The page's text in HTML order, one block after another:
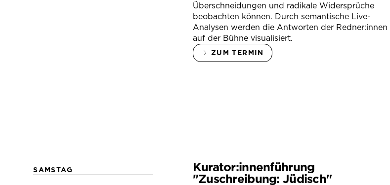
Überschneidungen und radikale Widersprüche
beobachten können. Durch semantische Live-
Analysen werden die Antworten der Redner:innen
auf der Bühne visualisiert.
ZUM TERMIN
SAMSTAG
Kurator:innenführung
"Zuschreibung: Jüdisch"